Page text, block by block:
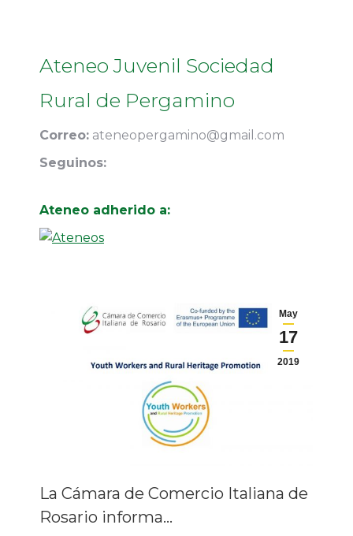
Ateneo Juvenil Sociedad
Rural de Pergamino
Correo: ateneopergamino@gmail.com
Seguinos:
Ateneo adherido a:
May
17
2019
La Cámara de Comercio Italiana de
Rosario informa…